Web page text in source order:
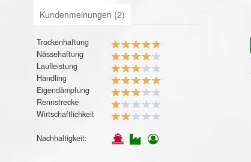
Kundenmeinungen (2)
Trockenhaftung
Nässehaftung
Laufleistung
Handling
Eigendämpfung
Rennstrecke
Wirtschaftlichkeit
Nachhaltigkeit: